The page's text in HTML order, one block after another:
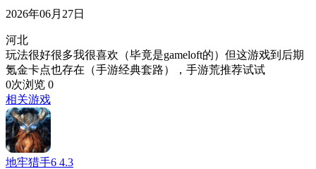
2026年06月27日
河北
玩法很好很多我很喜欢（毕竟是gameloft的）但这游戏到后期
氪金卡点也存在（手游经典套路），手游荒推荐试试
0次浏览 0
相关游戏
地牢猎手6 4.3